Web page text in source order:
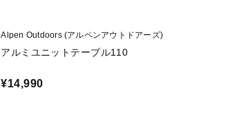
Alpen Outdoors (アルペンアウトドアーズ)
アルミユニットテーブル110
¥14,990